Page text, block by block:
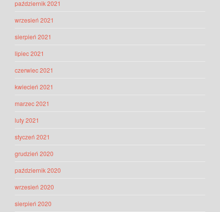
październik 2021
wrzesień 2021
sierpień 2021
lipiec 2021
czerwiec 2021
kwiecień 2021
marzec 2021
luty 2021
styczeń 2021
grudzień 2020
październik 2020
wrzesień 2020
sierpień 2020